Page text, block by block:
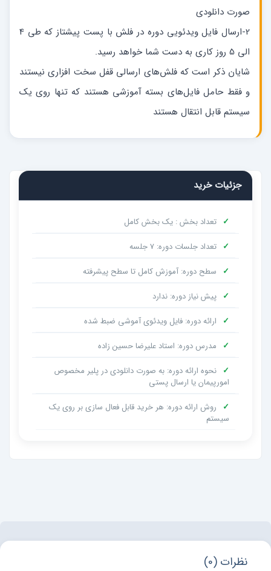
صورت دانلودی
2-ارسال فایل ویدئویی دوره در فلش با پست پیشتاز که طی 4
الی 5 روز کاری به دست شما خواهد رسید.
شایان ذکر است که فلش‌های ارسالی قفل سخت افزاری نیستند
و فقط حامل فایل‌های بسته آموزشی هستند که تنها روی یک
سیستم قابل انتقال هستند
جزئیات خرید
تعداد بخش : یک بخش کامل
تعداد جلسات دوره: 7 جلسه
سطح دوره: آموزش کامل تا سطح پیشرفته
پیش نیاز دوره: ندارد
ارائه دوره: فایل ویدئوی آموشی ضبط شده
مدرس دوره: استاد علیرضا حسین زاده
نحوه ارائه دوره: به صورت دانلودی در پلیر مخصوص
امورپیمان یا ارسال پستی
روش ارائه دوره: هر خرید قابل فعال سازی بر روی یک
سیستم
نظرات (0)